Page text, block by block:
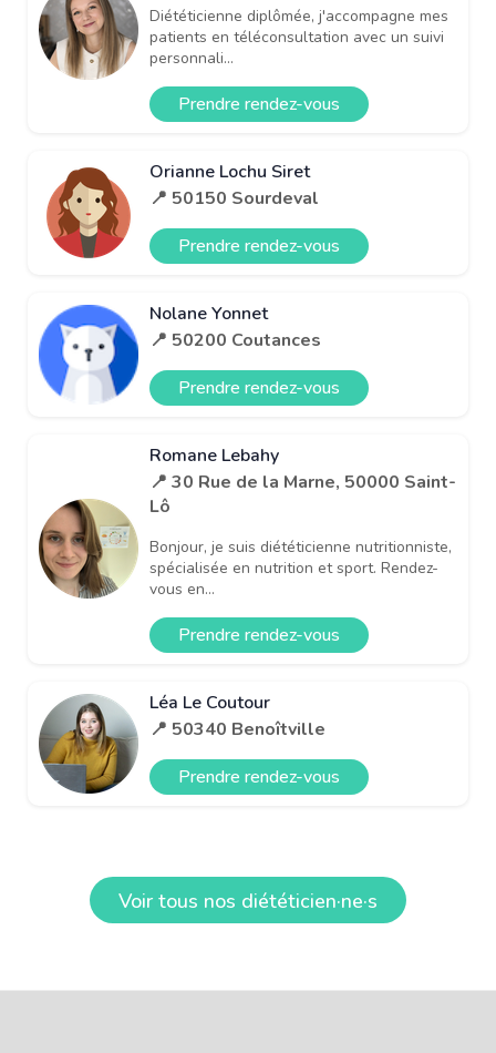
Diététicienne diplômée, j'accompagne mes
patients en téléconsultation avec un suivi
personnali...
Prendre rendez-vous
Orianne Lochu Siret
📍 50150 Sourdeval
Prendre rendez-vous
Nolane Yonnet
📍 50200 Coutances
Prendre rendez-vous
Romane Lebahy
📍 30 Rue de la Marne, 50000 Saint-
Lô
Bonjour, je suis diététicienne nutritionniste,
spécialisée en nutrition et sport. Rendez-
vous en...
Prendre rendez-vous
Léa Le Coutour
📍 50340 Benoîtville
Prendre rendez-vous
Voir tous nos diététicien·ne·s